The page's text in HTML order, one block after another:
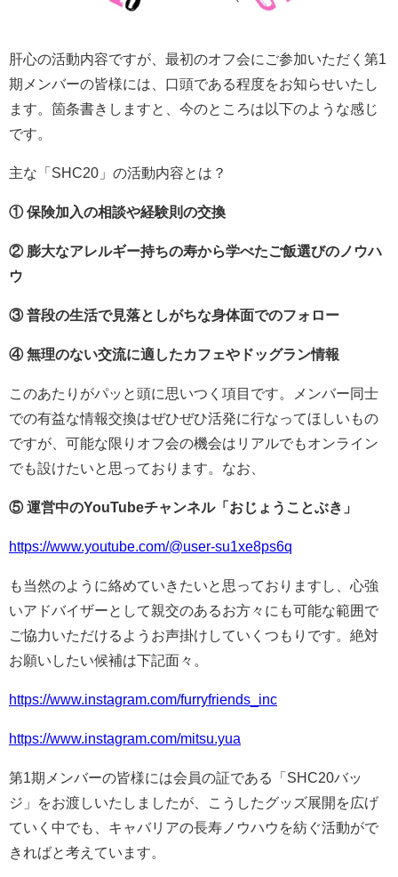
肝心の活動内容ですが、最初のオフ会にご参加いただく第1
期メンバーの皆様には、口頭である程度をお知らせいたし
ます。箇条書きしますと、今のところは以下のような感じ
です。
主な「SHC20」の活動内容とは？
① 保険加入の相談や経験則の交換
② 膨大なアレルギー持ちの寿から学べたご飯選びのノウハ
ウ
③ 普段の生活で見落としがちな身体面でのフォロー
④ 無理のない交流に適したカフェやドッグラン情報
このあたりがパッと頭に思いつく項目です。メンバー同士
での有益な情報交換はぜひぜひ活発に行なってほしいもの
ですが、可能な限りオフ会の機会はリアルでもオンライン
でも設けたいと思っております。なお、
⑤ 運営中のYouTubeチャンネル「おじょうことぶき」
https://www.youtube.com/@user-su1xe8ps6q
も当然のように絡めていきたいと思っておりますし、心強
いアドバイザーとして親交のあるお方々にも可能な範囲で
ご協力いただけるようお声掛けしていくつもりです。絶対
お願いしたい候補は下記面々。
https://www.instagram.com/furryfriends_inc
https://www.instagram.com/mitsu.yua
第1期メンバーの皆様には会員の証である「SHC20バッ
ジ」をお渡しいたしましたが、こうしたグッズ展開を広げ
ていく中でも、キャバリアの長寿ノウハウを紡ぐ活動がで
きればと考えています。